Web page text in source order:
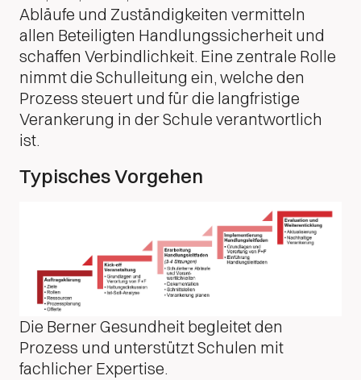
Abläufe und Zuständigkeiten vermitteln
allen Beteiligten Handlungssicherheit und
schaffen Verbindlichkeit. Eine zentrale Rolle
nimmt die Schulleitung ein, welche den
Prozess steuert und für die langfristige
Verankerung in der Schule verantwortlich
ist.
Typisches Vorgehen
Die Berner Gesundheit begleitet den
Prozess und unterstützt Schulen mit
fachlicher Expertise.